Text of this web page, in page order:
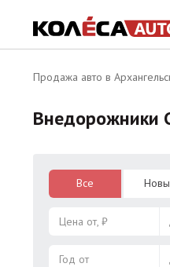
Продажа авто в
Внедорожники
Все
Цена от, ₽
Год от